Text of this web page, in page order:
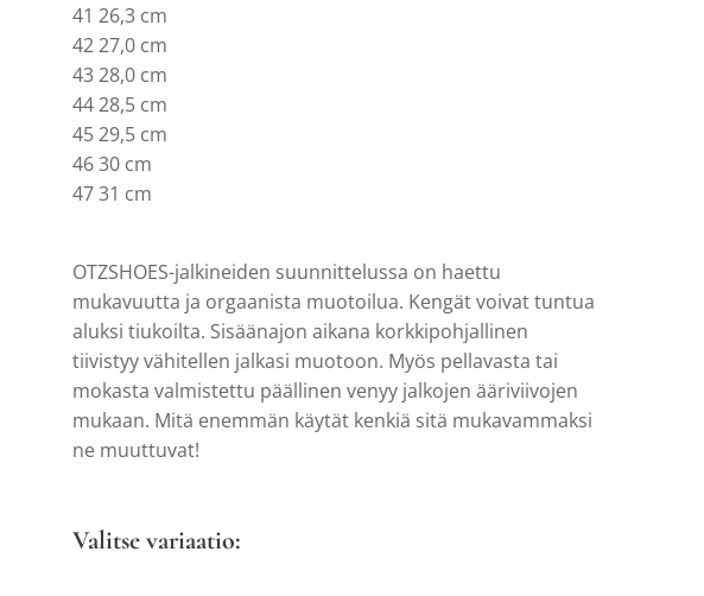
41 26,3 cm
42 27,0 cm
43 28,0 cm
44 28,5 cm
45 29,5 cm
46 30 cm
47 31 cm
OTZSHOES-jalkineiden suunnittelussa on haettu
mukavuutta ja orgaanista muotoilua. Kengät voivat tuntua
aluksi tiukoilta. Sisäänajon aikana korkkipohjallinen
tiivistyy vähitellen jalkasi muotoon. Myös pellavasta tai
mokasta valmistettu päällinen venyy jalkojen ääriviivojen
mukaan. Mitä enemmän käytät kenkiä sitä mukavammaksi
ne muuttuvat!
Valitse variaatio: